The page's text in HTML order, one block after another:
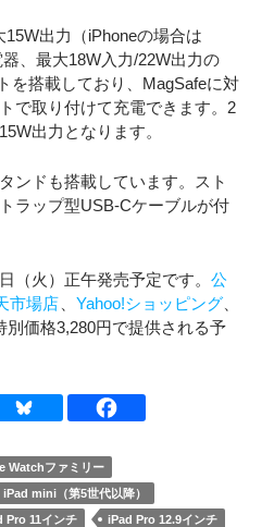
出力（iPhoneの場合は
、最大18W入力/22W出力の
を搭載しており、MagSafeに対
で取り付けて充電できます。2
出力となります。
ンドも搭載しています。スト
ラップ型USB-Cケーブルが付
（火）正午発売予定です。 公
市場店 Yahoo!ショッピング
別価格3,280円で提供される予
Watchファミリー
iPad mini（第5世代以降）
Pro 11インチ
iPad Pro 12.9インチ